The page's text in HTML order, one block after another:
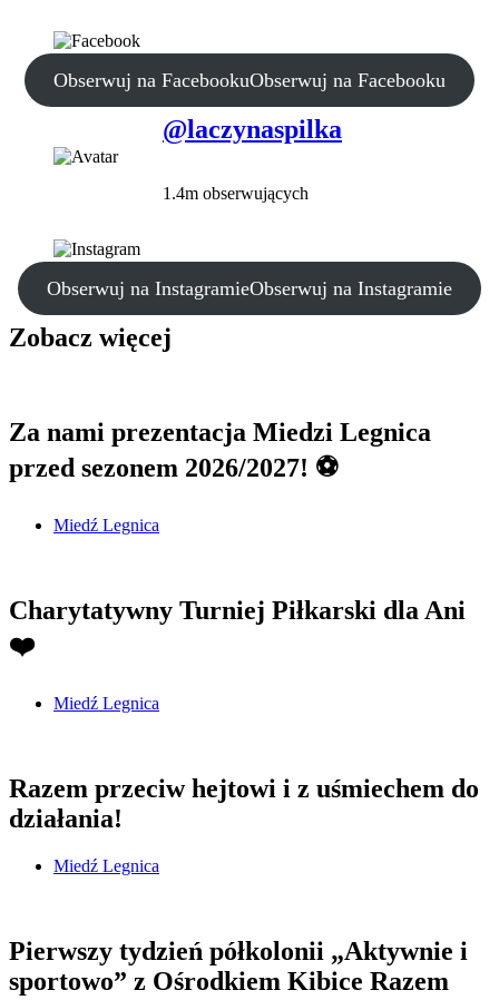
Obserwuj na FacebookuObserwuj na Facebooku
@laczynaspilka
1.4m obserwujących
Obserwuj na InstagramieObserwuj na Instagramie
Zobacz więcej
Za nami prezentacja Miedzi Legnica
przed sezonem 2026/2027! ⚽
Miedź Legnica
Charytatywny Turniej Piłkarski dla Ani
❤️
Miedź Legnica
Razem przeciw hejtowi i z uśmiechem do
działania!
Miedź Legnica
Pierwszy tydzień półkolonii „Aktywnie i
sportowo” z Ośrodkiem Kibice Razem